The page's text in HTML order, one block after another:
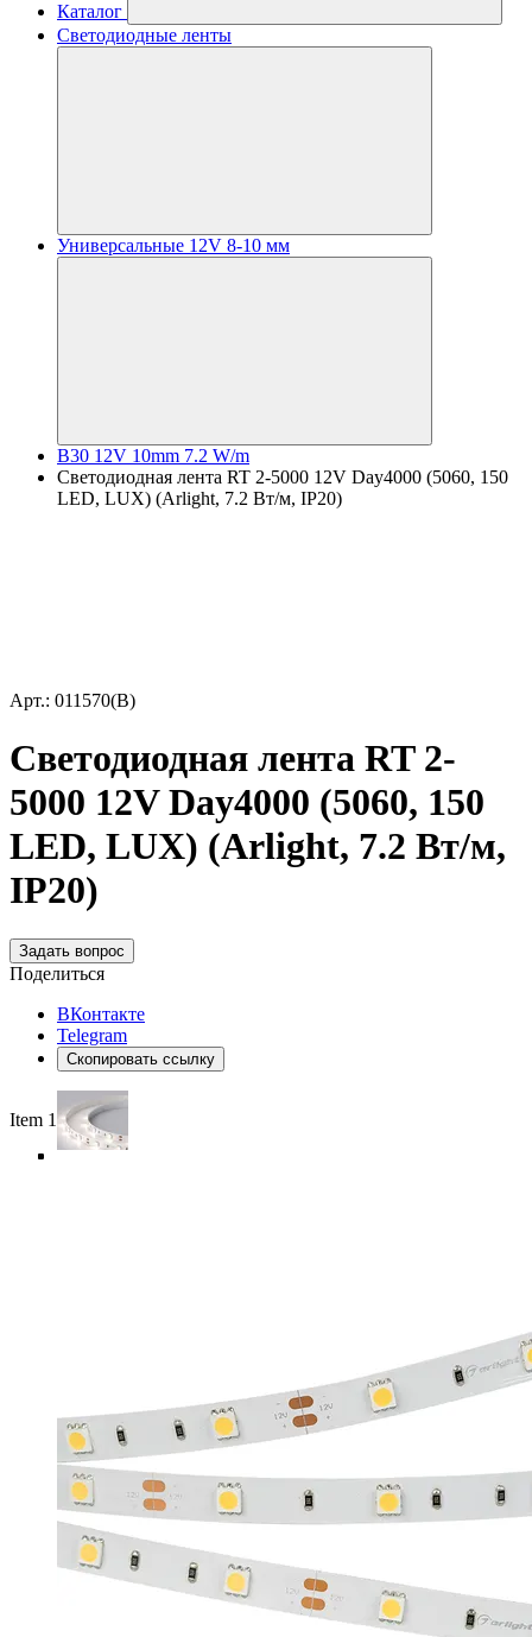
Каталог
Светодиодные ленты
Универсальные 12V 8-10 мм
B30 12V 10mm 7.2 W/m
Светодиодная лента RT 2-5000 12V Day4000 (5060, 150
LED, LUX) (Arlight, 7.2 Вт/м, IP20)
Арт.: 011570(B)
Светодиодная лента RT 2-
5000 12V Day4000 (5060, 150
LED, LUX) (Arlight, 7.2 Вт/м,
IP20)
Задать вопрос
Поделиться
ВКонтакте
Telegram
Скопировать ссылку
Item 1 of 5